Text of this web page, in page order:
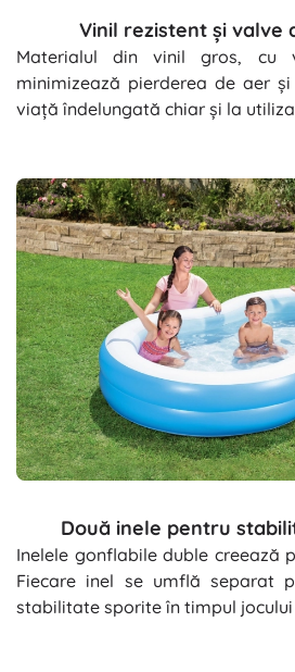
Vinil rezistent și valve
Materialul din vinil gros, cu
minimizează pierderea de aer
viață îndelungată chiar și la
Două inele pentru
Inelele gonflabile duble creează
Fiecare inel se umflă separat
stabilitate sporite în timpul jocului